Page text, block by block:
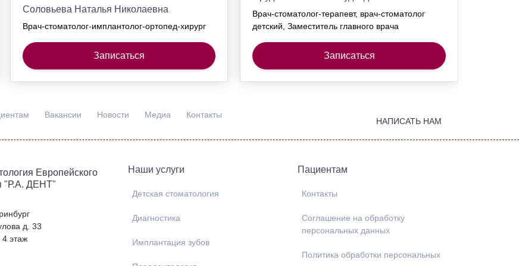
Соловьева Наталья Николаевна
Врач-стоматолог-имплантолог-ортопед-хирург
Записаться
Врач-стоматолог-терапевт, врач-стоматолог
детский, Заместитель главного врача
Записаться
Вакансии Новости Медиа Контакты
НАПИСАТЬ НАМ
Европейского
"Р.А. ДЕНТ"
д. 33
4 этаж
Наши услуги
Детская стоматология
Диагностика
Имплантация зубов
Пациентам
Контакты
Соглашение на обработку
персональных данных
Политика обработки персональных